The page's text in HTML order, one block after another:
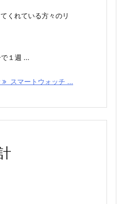
くれている方々のリ
１週 ...
スマートウォッチ ...